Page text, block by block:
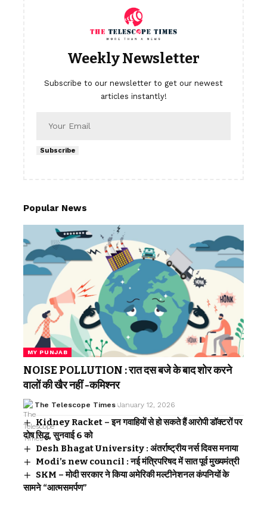
Weekly Newsletter
Subscribe to our newsletter to get our newest
articles instantly!
Subscribe
Popular News
MY PUNJAB
NOISE POLLUTION : रात दस बजे के बाद शोर करने
वालों की खैर नहीं -कमिश्नर
The Telescope Times January 12, 2026
Kidney Racket – इन गवाहियों से हो सकते हैं आरोपी डॉक्टरों पर
दोष सिद्ध, सुनवाई 6 को
Desh Bhagat University : अंतर्राष्ट्रीय नर्स दिवस मनाया
Modi’s new council : नई मंत्रिपरिषद में सात पूर्व मुख्यमंत्री
SKM – मोदी सरकार ने किया अमेरिकी मल्टीनेशनल कंपनियों के
सामने “आत्मसमर्पण”